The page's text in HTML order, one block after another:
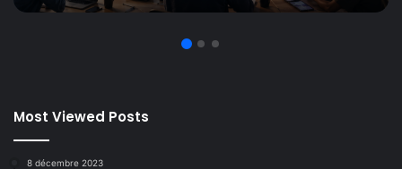
Most Viewed Posts
8 décembre 2023